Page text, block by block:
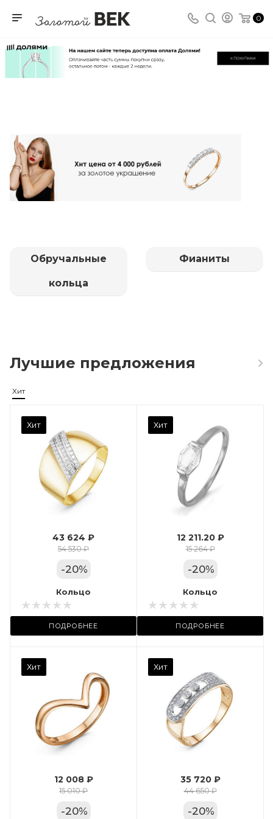
0
Обручальные
кольца
Фианиты
Лучшие предложения
Хит
Хит
43 624 ₽
54 530 ₽
-20%
Кольцо
ПОДРОБНЕЕ
Хит
Вес драгметалла
Марка (бренд)
Дельта
Фианит
Цвет золота
КРАС
Местоположение:
ТРЦ «Арена»
12 211.20 ₽
15 264 ₽
-20%
Кольцо
ПОДРОБНЕЕ
Хит
12 008 ₽
15 010 ₽
-20%
Хит
Вес драгметалла
Марка (бренд)
Дельта
Фианит
Цвет золота
КРАС
35 720 ₽
44 650 ₽
-20%